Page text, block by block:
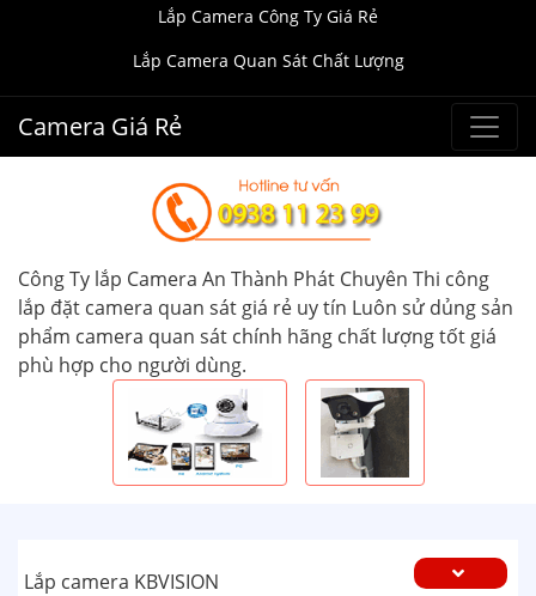
Lắp Camera Công Ty Giá Rẻ
Lắp Camera Quan Sát Chất Lượng
Camera Giá Rẻ
Công Ty lắp Camera An Thành Phát Chuyên Thi công
lắp đặt camera quan sát giá rẻ uy tín Luôn sử dủng sản
phẩm camera quan sát chính hãng chất lượng tốt giá
phù hợp cho người dùng.
Lắp camera KBVISION